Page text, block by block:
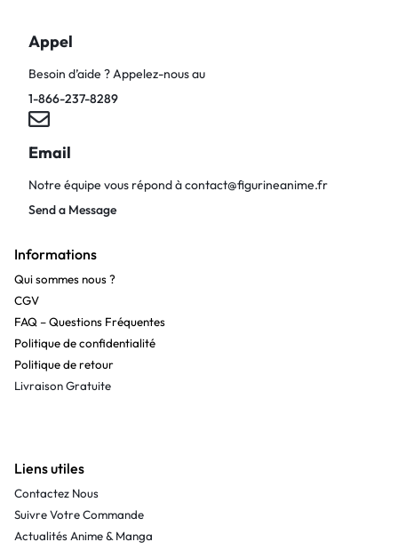
Appel
Besoin d’aide ? Appelez-nous au
1-866-237-8289
Email
Notre équipe vous répond àcontact@figurineanime.fr
Send a Message
Informations
Qui sommes nous ?
CGV
FAQ – Questions Fréquentes
Politique de confidentialité
Politique de retour
Livraison Gratuite
Liens utiles
Contactez Nous
Suivre Votre Commande
Actualités Anime & Manga